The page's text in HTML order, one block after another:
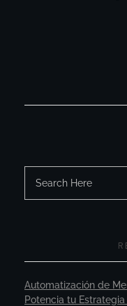
Automatización de
Potencia tu